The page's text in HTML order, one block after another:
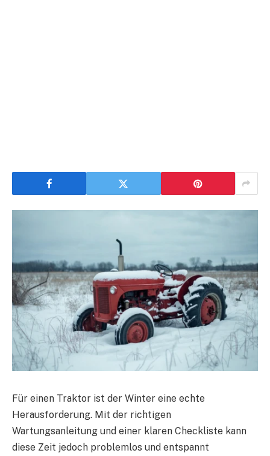
Für einen Traktor ist der Winter eine echte
Herausforderung. Mit der richtigen
Wartungsanleitung und einer klaren Checkliste kann
diese Zeit jedoch problemlos und entspannt